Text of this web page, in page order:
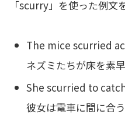
「scurry」を使った例文
The mice scurried
ネズミたちが床を素
She scurried to
彼女は電車に間に合